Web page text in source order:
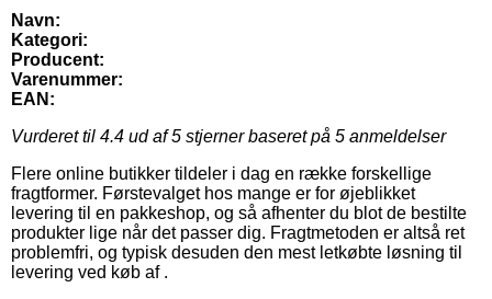
Navn:
Kategori:
Producent:
Varenummer:
EAN:
Vurderet til 4.4 ud af 5 stjerner baseret på 5 anmeldelser
Flere online butikker tildeler i dag en række forskellige
fragtformer. Førstevalget hos mange er for øjeblikket
levering til en pakkeshop, og så afhenter du blot de bestilte
produkter lige når det passer dig. Fragtmetoden er altså ret
problemfri, og typisk desuden den mest letkøbte løsning til
levering ved køb af .